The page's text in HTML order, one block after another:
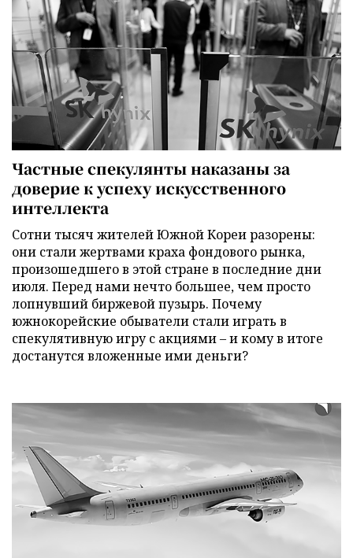
Частные спекулянты наказаны за
доверие к успеху искусственного
интеллекта
Сотни тысяч жителей Южной Кореи разорены:
они стали жертвами краха фондового рынка,
произошедшего в этой стране в последние дни
июля. Перед нами нечто большее, чем просто
лопнувший биржевой пузырь. Почему
южнокорейские обыватели стали играть в
спекулятивную игру с акциями – и кому в итоге
достанутся вложенные ими деньги?